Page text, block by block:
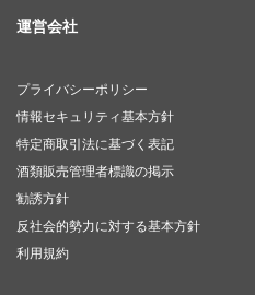
運営会社
プライバシーポリシー
情報セキュリティ基本方針
特定商取引法に基づく表記
酒類販売管理者標識の掲示
勧誘方針
反社会的勢力に対する基本方針
利用規約